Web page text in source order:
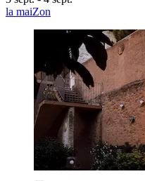
la maiZon